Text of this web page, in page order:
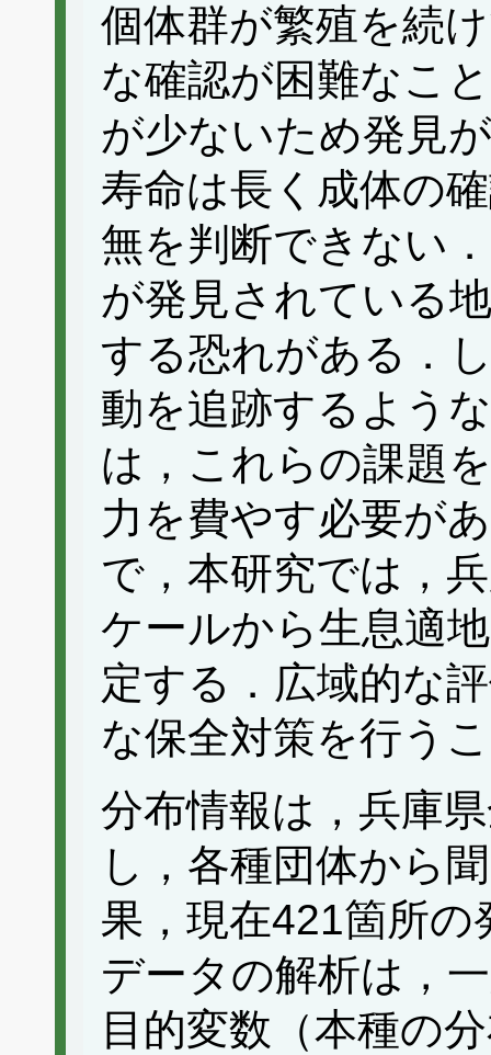
個体群が繁殖を続
な確認が困難なこ
が少ないため発見
寿命は長く成体の
無を判断できない
が発見されている
する恐れがある．
動を追跡するよう
は，これらの課題
力を費やす必要が
で，本研究では，
ケールから生息適
定する．広域的な
な保全対策を行う
分布情報は，兵庫
し，各種団体から
果，現在421箇所
データの解析は，
目的変数（本種の